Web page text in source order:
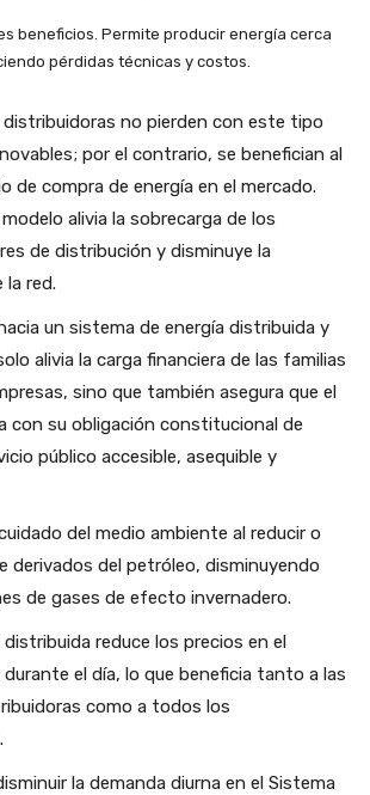
beneficios. Permite producir energía cerca
pérdidas técnicas y costos.
distribuidoras no pierden con este tipo
por el contrario, se benefician al
de compra de energía en el mercado.
alivia la sobrecarga de los
de distribución y disminuye la
red.
un sistema de energía distribuida y
alivia la carga financiera de las familias
sino que también asegura que el
con su obligación constitucional de
público accesible, asequible y
del medio ambiente al reducir o
derivados del petróleo, disminuyendo
de gases de efecto invernadero.
reduce los precios en el
el día, lo que beneficia tanto a las
como a todos los
la demanda diurna en el Sistema